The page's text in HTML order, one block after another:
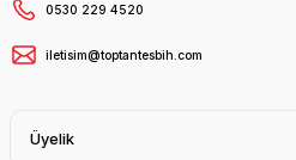
0530 229 4520
iletisim@toptantesbih.com
Üyelik